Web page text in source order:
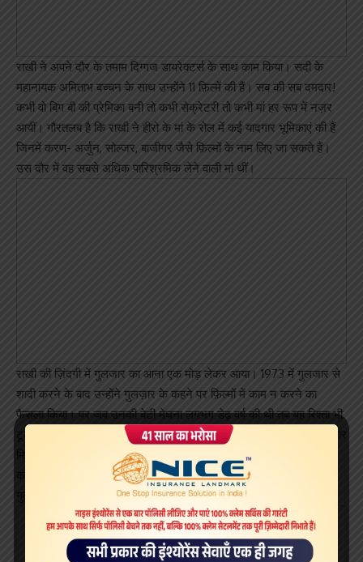
राखी ने अपने दौर के तमाम दिग्गज डायरेक्टर्स के साथ काम किया। सदी के
महानायक अमिताभ बच्चन के साथ उन्होंने 11 फ़िल्में की हैं। सब की सब दमदार!
कभी वो बिग बी की प्रेमिका बनी तो कभी सेक्रेटरी तो कभी मां हर रूप में नज़र
आयीं। गौरतलब है कि राखी ने हीरो के मां के रोल में कई यादगार भूमिकाएं की हैं
जिनमें करण- अर्जुन, सोल्जर, बाजीगर जैसे फ़िल्मों के नाम लिए जा सकते हैं।
उस दौर में वह सबसे अधिक पारिश्रमिक लेने वाली मां थीं।
राखी की ज़िंदगी में गुलजार का आना एक मोड़ लेकर आया। 1973 में गुलजार से
शादी करने के बाद उन्होंने गुलज़ार के कहने पर फ़िल्मों में काम न करने का
फैसला किया। पर जब उनकी बेटी मेघना लगभग डेढ़ वर्ष की थी तब यह रिश्ता भी
टूट गया। हालांकि दोनों में तलाक नहीं हुआ और मेघना को भी हमेशा दोनों का प्यार
मिला, पर अकेलेपन के इस दर्द के बीच उन्होंने फ़िल्मों में काम करने को ही जीने
का जरिया बना लिया। आपको याद होगा पिछले साल होली के मौके पर राखी और
गुलज़ार की यह तस्वीरें खूब वाइरल हुई थीं!